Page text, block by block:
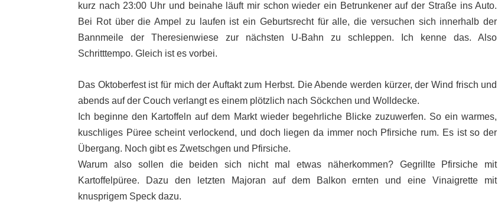
kurz nach 23:00 Uhr und beinahe läuft mir schon wieder ein Betrunkener auf der Straße ins Auto.
Bei Rot über die Ampel zu laufen ist ein Geburtsrecht für alle, die versuchen sich innerhalb der
Bannmeile der Theresienwiese zur nächsten U-Bahn zu schleppen. Ich kenne das. Also
Schritttempo. Gleich ist es vorbei.
Das Oktoberfest ist für mich der Auftakt zum Herbst. Die Abende werden kürzer, der Wind frisch und
abends auf der Couch verlangt es einem plötzlich nach Söckchen und Wolldecke.
Ich beginne den Kartoffeln auf dem Markt wieder begehrliche Blicke zuzuwerfen. So ein warmes,
kuschliges Püree scheint verlockend, und doch liegen da immer noch Pfirsiche rum. Es ist so der
Übergang. Noch gibt es Zwetschgen und Pfirsiche.
Warum also sollen die beiden sich nicht mal etwas näherkommen? Gegrillte Pfirsiche mit
Kartoffelpüree. Dazu den letzten Majoran auf dem Balkon ernten und eine Vinaigrette mit
knusprigem Speck dazu.